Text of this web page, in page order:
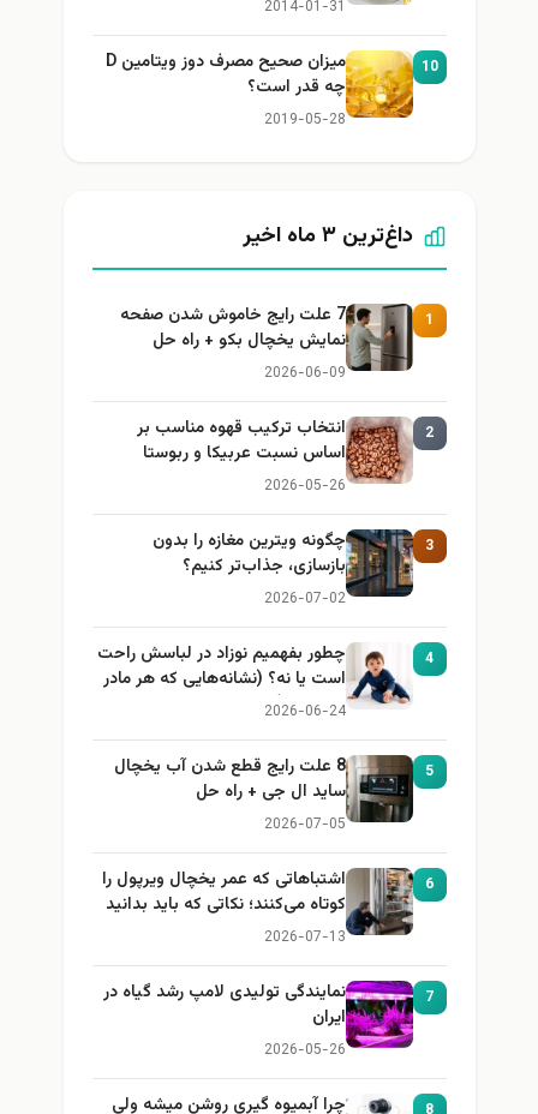
2014-01-31
10
میزان صحیح مصرف دوز ویتامین D
چه قدر است؟
2019-05-28
داغ‌ترین ۳ ماه اخیر
1
7 علت رایج خاموش شدن صفحه
نمایش یخچال بکو + راه حل
2026-06-09
2
انتخاب ترکیب قهوه مناسب بر
اساس نسبت عربیکا و ربوستا
2026-05-26
3
چگونه ویترین مغازه را بدون
بازسازی، جذاب‌تر کنیم؟
2026-07-02
4
چطور بفهمیم نوزاد در لباسش راحت
است یا نه؟ (نشانه‌هایی که هر مادر
باید بداند)
2026-06-24
5
8 علت رایج قطع شدن آب یخچال
ساید ال جی + راه حل
2026-07-05
6
اشتباهاتی که عمر یخچال ویرپول را
کوتاه می‌کنند؛ نکاتی که باید بدانید
2026-07-13
7
نمایندگی تولیدی لامپ رشد گیاه در
ایران
2026-05-26
چرا آبمیوه گیری روشن میشه ولی